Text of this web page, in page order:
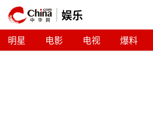
娱乐
明星 电影 电视 爆料